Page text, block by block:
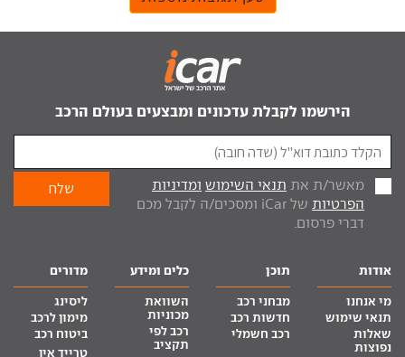
הירשמו לקבלת עדכונים ומבצעים בעולם הרכב
מאשר/ת את תנאי השימוש ומדיניות
הפרטיות
של iCar ומסכים/ה לקבל מכם
דברי פרסום.
אודות
מי אנחנו
תנאי שימוש
שאלות
נפוצות
תוכן
מבחני רכב
חדשות רכב
רכב חשמלי
כלים ומידע
השוואת
מכוניות
רכב לפי
תקציב
מדורים
ליסינג
מימון לרכב
ביטוח רכב
טרייד אין